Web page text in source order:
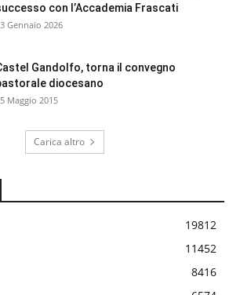
con l’Accademia Frascati
Gennaio 2026
Gandolfo, torna il convegno
diocesano
Maggio 2015
Carica altro
19812
11452
8416